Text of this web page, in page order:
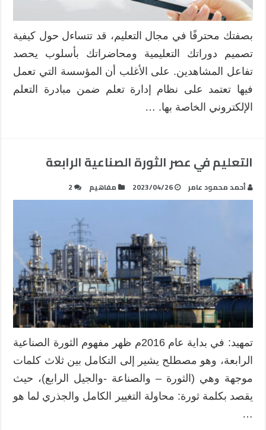
بصفتك محترفًا في مجال التعليم، قد تتساءل حول كيفية
تصميم دوراتك التعليمية ومحاضراتك بأسلوب يحصد
تفاعل المشاهدين. على الأغلب أن المؤسسة التي تعمل
فيها تعتمد على نظام إدارة تعلم ضمن مبادرة التعلم
الإلكتروني الخاصة بها. …
التعليم في عصر الثورة الصناعية الرابعة
أحمد محمود عامر 2023/04/26 مفاهيم 2
تمهيد: في بداية عام 2016م ظهر مفهوم الثورة الصناعية
الرابعة، وهو مصطلح يشير إلى التكامل بين ثلاث كلمات
موجهة وهي (الثورة – والصناعة -والجيل الرابع)، حيث
يقصد بكلمة ثورة: محاولة التغيير الكامل والجذري لما هو
…